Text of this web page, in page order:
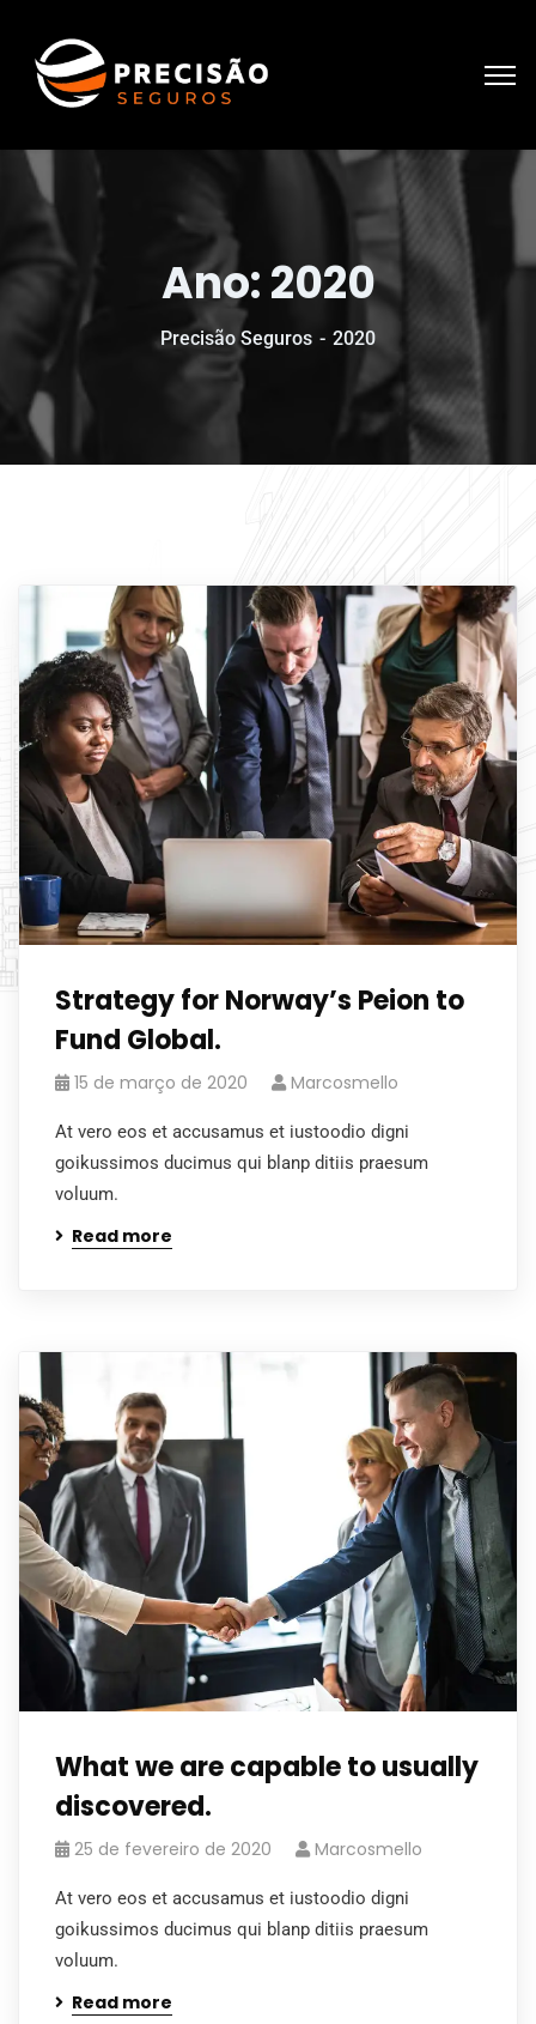
Ano:2020
Precisão Seguros 2020
Strategy for Norway’s Peion to
Fund Global.
15 de março de 2020 Marcosmello
At vero eos et accusamus et iustoodio digni
goikussimos ducimus qui blanp ditiis praesum
voluum.
Read more
What we are capable to usually
discovered.
25 de fevereiro de 2020 Marcosmello
At vero eos et accusamus et iustoodio digni
goikussimos ducimus qui blanp ditiis praesum
voluum.
Read more